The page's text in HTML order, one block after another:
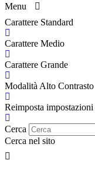
Menu
Carattere Standard
Carattere Medio
Carattere Grande
Modalità Alto Contrasto
Reimposta
Cerca
Cerca nel sito